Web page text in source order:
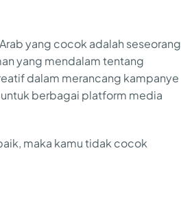
yang cocok adalah seseorang
yang mendalam tentang
dalam merancang kampanye
berbagai platform media
maka kamu tidak cocok